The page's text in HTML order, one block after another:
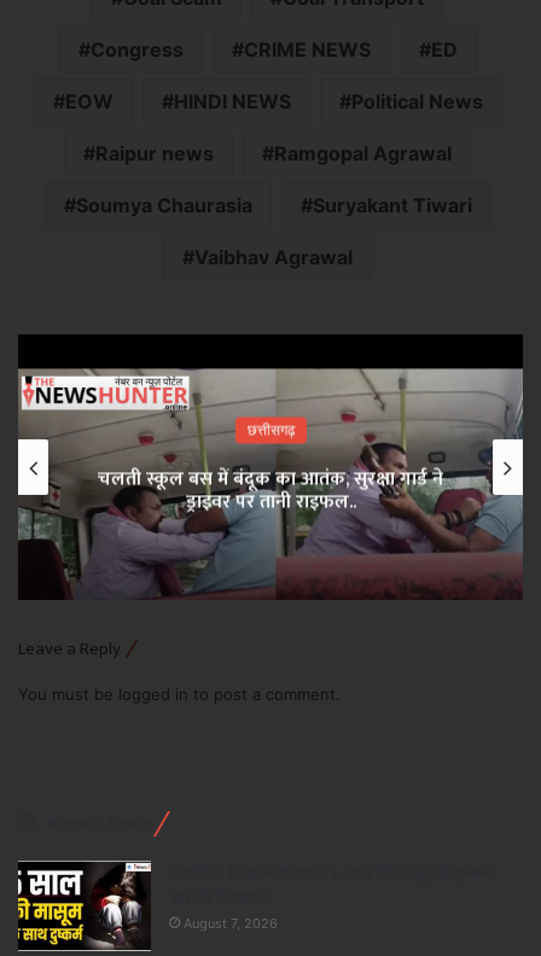
Congress CRIME NEWS ED
EOW HINDI NEWS Political News
Raipur news Ramgopal Agrawal
Soumya Chaurasia Suryakant Tiwari
Vaibhav Agrawal
छत्तीसगढ़
चलती स्कूल बस में बंदूक का आतंक, सुरक्षा गार्ड ने
ड्राइवर पर तानी राइफल..
Leave a Reply
You must be logged in to post a comment.
August 7, 2026